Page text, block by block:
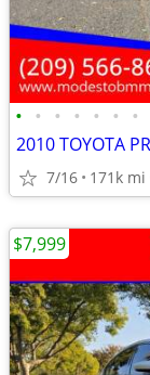
• • • • • • •
2010 TOYOTA
7/16 171k mi
$7,999